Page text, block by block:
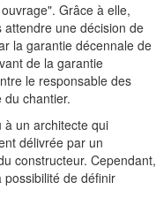
Grâce à elle,
une décision de
la garantie décennale de
de la garantie
le responsable des
chantier.
à un architecte qui
délivrée par un
constructeur. Cependant,
de définir